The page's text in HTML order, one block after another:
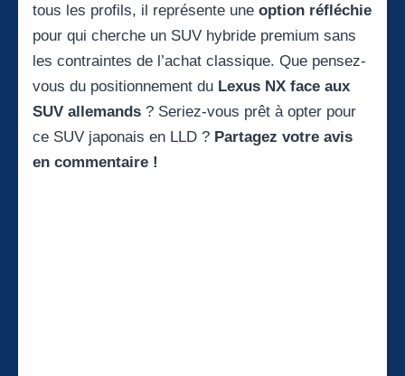
tous les profils, il représente une option réfléchie
pour qui cherche un SUV hybride premium sans
les contraintes de l’achat classique. Que pensez-
vous du positionnement du Lexus NX face aux
SUV allemands ? Seriez-vous prêt à opter pour
ce SUV japonais en LLD ? Partagez votre avis
en commentaire !